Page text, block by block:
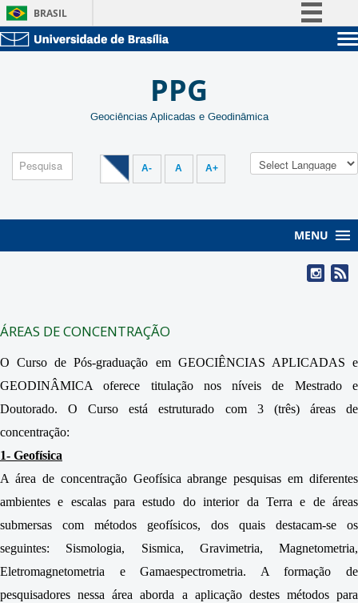
BRASIL
Acesso à informação
Canais
Servidor
PPG
Geociências Aplicadas e Geodinâmica
A- A A+
MENU
ÁREAS DE CONCENTRAÇÃO
O Curso de Pós-graduação em GEOCIÊNCIAS APLICADAS e
GEODINÂMICA oferece titulação nos níveis de Mestrado e
Doutorado. O Curso está estruturado com 3 (três) áreas de
concentração:
1- Geofísica
A área de concentração Geofísica abrange pesquisas em diferentes
ambientes e escalas para estudo do interior da Terra e de áreas
submersas com métodos geofísicos, dos quais destacam-se os
seguintes: Sismologia, Sismica, Gravimetria, Magnetometria,
Eletromagnetometria e Gamaespectrometria. A formação de
pesquisadores nessa área aborda a aplicação destes métodos para